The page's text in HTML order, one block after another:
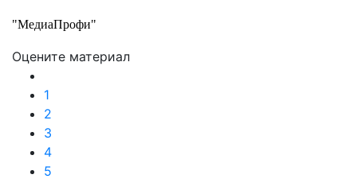
"МедиаПрофи"
Оцените материал
1
2
3
4
5